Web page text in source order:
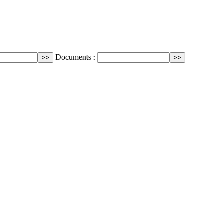
Documents :